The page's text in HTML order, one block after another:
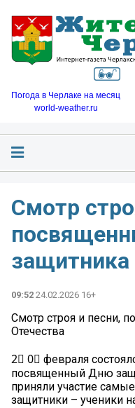
Погода в Черлаке на месяц
world-weather.ru
Смотр
защитника
09:52 24.02.2026 16+
Смотр строя и песни,
Отечества
2⃣ 0⃣ февраля
посвященный Дню
приняли участие
защитники – ученики